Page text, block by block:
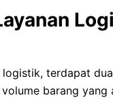
terdapat
barang